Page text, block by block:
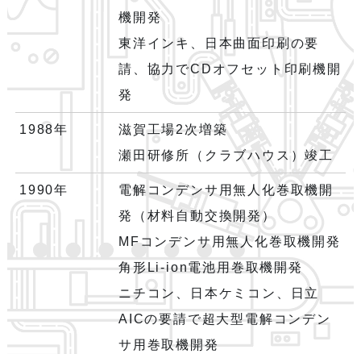
機開発
東洋インキ、日本曲面印刷の要
請、協力でCDオフセット印刷機開
発
1988年
滋賀工場2次増築
瀬田研修所（クラブハウス）竣工
1990年
電解コンデンサ用無人化巻取機開
発（材料自動交換開発）
MFコンデンサ用無人化巻取機開発
角形Li-ion電池用巻取機開発
ニチコン、日本ケミコン、日立
AICの要請で超大型電解コンデン
サ用巻取機開発